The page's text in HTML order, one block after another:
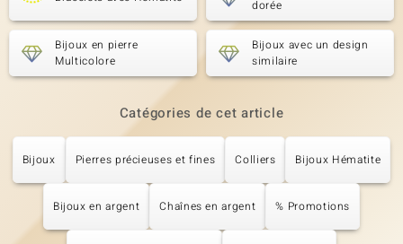
dorée
Bijoux en pierre
Multicolore
Bijoux avec un design
similaire
Catégories de cet article
Bijoux Pierres précieuses et fines Colliers Bijoux Hématite
Bijoux en argent Chaînes en argent % Promotions